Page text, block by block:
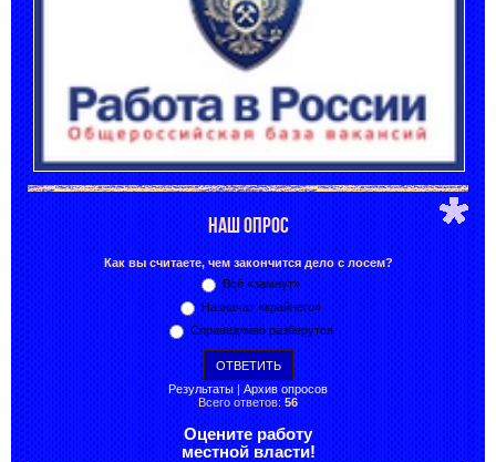
НАШ ОПРОС
Как вы считаете, чем закончится дело с лосем?
Всё «замнут»
Назначат «крайнего»
Справедливо разберутся
Результаты | Архив опросов
Всего ответов: 56
Оцените работу
местной власти!